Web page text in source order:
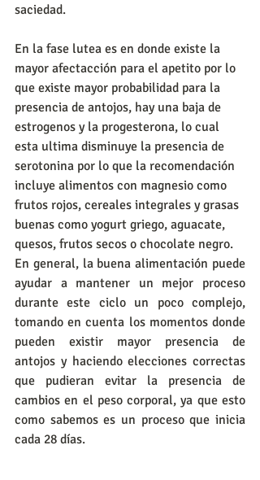
saciedad.
En la fase lutea es en donde existe la
mayor afectacción para el apetito por lo
que existe mayor probabilidad para la
presencia de antojos, hay una baja de
estrogenos y la progesterona, lo cual
esta ultima disminuye la presencia de
serotonina por lo que la recomendación
incluye alimentos con magnesio como
frutos rojos, cereales integrales y grasas
buenas como yogurt griego, aguacate,
quesos, frutos secos o chocolate negro.
En general, la buena alimentación puede
ayudar a mantener un mejor proceso
durante este ciclo un poco complejo,
tomando en cuenta los momentos donde
pueden existir mayor presencia de
antojos y haciendo elecciones correctas
que pudieran evitar la presencia de
cambios en el peso corporal, ya que esto
como sabemos es un proceso que inicia
cada 28 días.